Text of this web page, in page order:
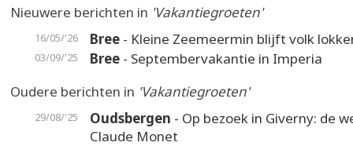
Nieuwere berichten in 'Vakantiegroeten'
16/05/'26 Bree - Kleine Zeemeermin blijft volk
03/09/'25 Bree - Septembervakantie in Imperia
Oudere berichten in 'Vakantiegroeten'
29/08/'25 Oudsbergen - Op bezoek in Giverny: de
Claude Monet